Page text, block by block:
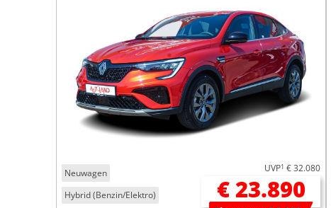
Neuwagen
Hybrid (Benzin/Elektro)
UVP1 € 32.080
€ 23.890